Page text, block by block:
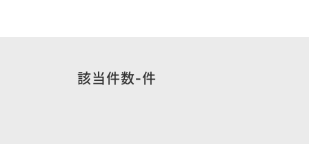
該当件数-件